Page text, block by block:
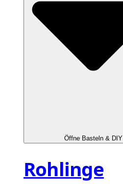
Öffne Basteln & DIY
Rohlinge